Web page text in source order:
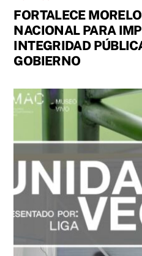
FORTALECE
NACIONAL PARA
INTEGRIDAD
GOBIERNO